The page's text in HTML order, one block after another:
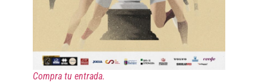
Compra tu entrada.